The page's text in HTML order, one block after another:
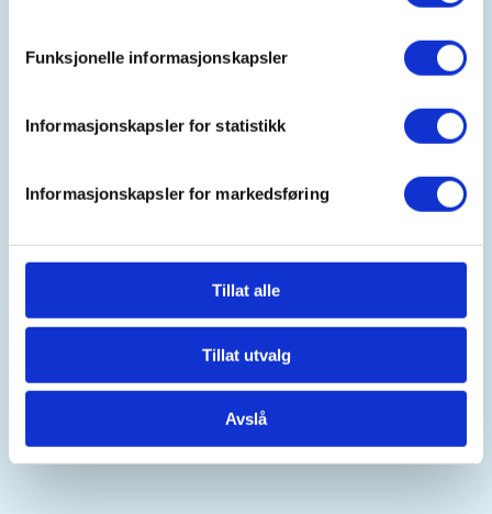
Funksjonelle informasjonskapsler
Informasjonskapsler for statistikk
Informasjonskapsler for markedsføring
Tillat alle
Tillat utvalg
Avslå
https://95865022
Leirduetrening på Fjellmyr (Trap, sti og compak
Oppmøtested